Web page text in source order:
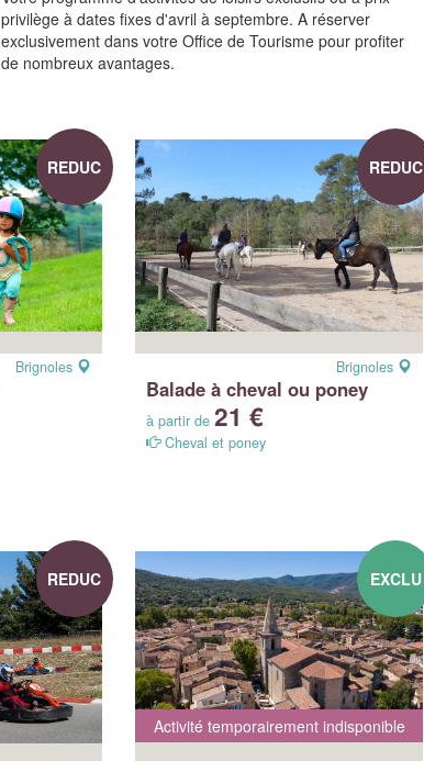
privilège à dates fixes d'avril à septembre. A réserver
exclusivement dans votre Office de Tourisme pour profiter
de nombreux avantages.
Brignoles
REDUC
Brignoles
Balade à cheval ou poney
à partir de 21 €
Cheval et poney
REDUC
REDUC
Activité temporairement indisponible
EXCLU